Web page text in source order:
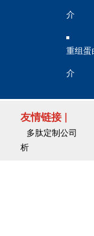
介
重组蛋
介
友情链接 |
多肽定制公司
析